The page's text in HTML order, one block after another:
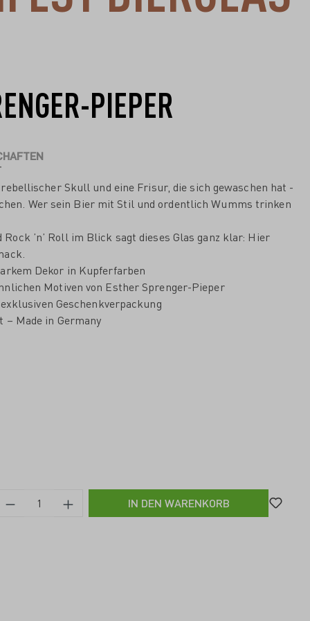
PIEPER
Skull und eine Frisur, die sich gewaschen hat -
Wer sein Bier mit Stil und ordentlich Wumms trinken
’n’ Roll im Blick sagt dieses Glas ganz klar: Hier
Dekor in Kupferfarben
Motiven von Esther Sprenger-Pieper
Geschenkverpackung
Made in Germany
IN DEN WARENKORB